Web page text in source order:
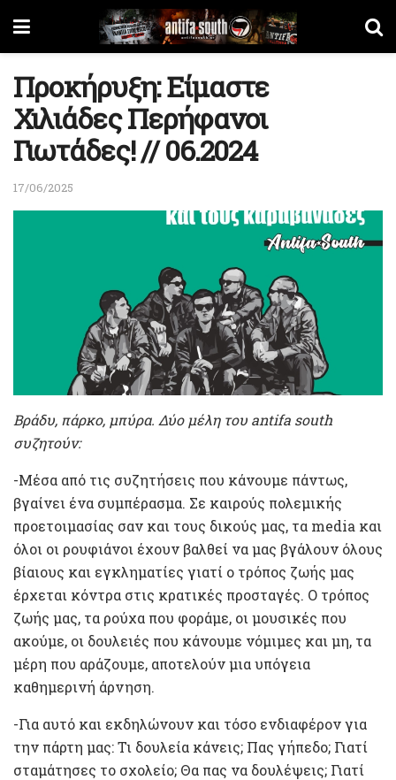
Προκήρυξη: Είμαστε
Χιλιάδες Περήφανοι
Γιωτάδες! // 06.2024
17/06/2025
Βράδυ, πάρκο, μπύρα. Δύο μέλη του antifa south
συζητούν:
-Μέσα από τις συζητήσεις που κάνουμε πάντως,
βγαίνει ένα συμπέρασμα. Σε καιρούς πολεμικής
προετοιμασίας σαν και τους δικούς μας, τα media και
όλοι οι ρουφιάνοι έχουν βαλθεί να μας βγάλουν όλους
βίαιους και εγκληματίες γιατί ο τρόπος ζωής μας
έρχεται κόντρα στις κρατικές προσταγές. Ο τρόπος
ζωής μας, τα ρούχα που φοράμε, οι μουσικές που
ακούμε, οι δουλειές που κάνουμε νόμιμες και μη, τα
μέρη που αράζουμε, αποτελούν μια υπόγεια
καθημερινή άρνηση.
-Για αυτό και εκδηλώνουν και τόσο ενδιαφέρον για
την πάρτη μας: Τι δουλεία κάνεις; Πας γήπεδο; Γιατί
σταμάτησες το σχολείο; Θα πας να δουλέψεις; Γιατί